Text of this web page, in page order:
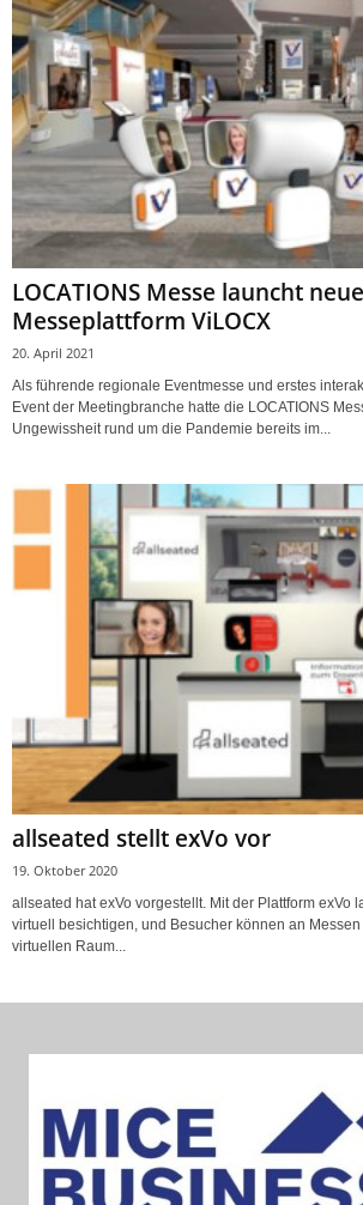
LOCATIONS Messe launcht
Messeplattform ViLOCX
20. April 2021
Als führende regionale Eventmesse und erstes
Event der Meetingbranche hatte die LOCATIONS
Ungewissheit rund um die Pandemie bereits im...
allseated stellt exVo vor
19. Oktober 2020
allseated hat exVo vorgestellt. Mit der Plattform exVo
virtuell besichtigen, und Besucher können an
virtuellen Raum...